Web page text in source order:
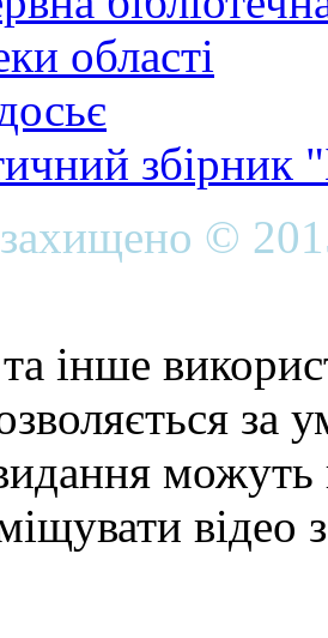
області
захищено ©
інше
можуть
відео